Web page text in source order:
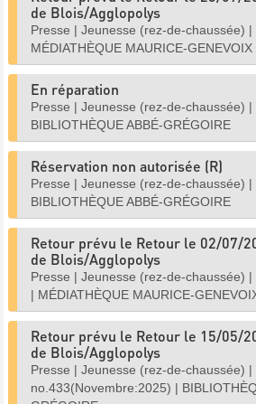
de Blois/Agglopolys
Presse | Jeunesse (rez-de-chaussée) |
MÉDIATHÈQUE MAURICE-GENEVOIX
En réparation
Presse | Jeunesse (rez-de-chaussée) |
BIBLIOTHÈQUE ABBÉ-GRÉGOIRE
Réservation non autorisée (R)
Presse | Jeunesse (rez-de-chaussée) |
BIBLIOTHÈQUE ABBÉ-GRÉGOIRE
Retour prévu le Retour le 02/07/
de Blois/Agglopolys
Presse | Jeunesse (rez-de-chaussée) |
| MÉDIATHÈQUE MAURICE-
Retour prévu le Retour le 15/05/
de Blois/Agglopolys
Presse | Jeunesse (rez-de-chaussée) |
no.433(Novembre:2025) |